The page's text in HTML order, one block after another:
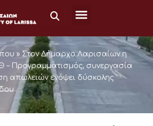
» Στον Δήμαρχο Λαρισαίων η
– Προγραμματισμός, συνεργασία
απωλειών ενόψει δύσκολης